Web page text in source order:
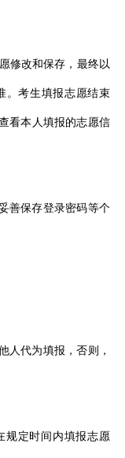
改和保存，最终以
。考生填报志愿结束
看本人填报的志愿信
保存登录密码等个
代为填报，否则，
定时间内填报志愿